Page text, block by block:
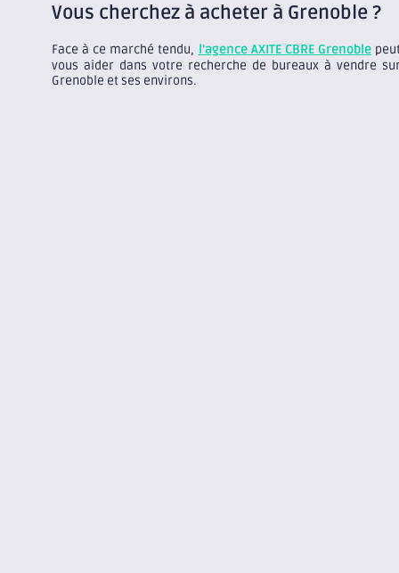
Vous cherchez à acheter à Grenoble ?
Face à ce marché tendu, l’agence AXITE CBRE Grenoble
vous aider dans votre recherche de bureaux à vendre
Grenoble et ses environs.